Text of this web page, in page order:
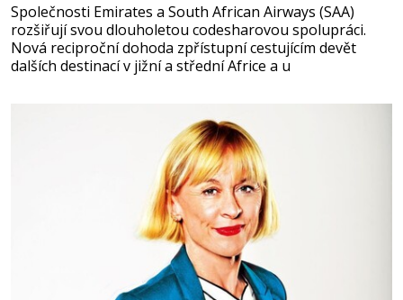
Společnosti Emirates a South African Airways (SAA)
rozšiřují svou dlouholetou codesharovou spolupráci.
Nová reciproční dohoda zpřístupní cestujícím devět
dalších destinací v jižní a střední Africe a u